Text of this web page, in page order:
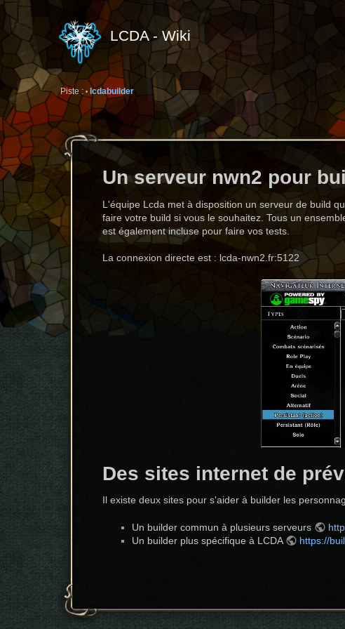
LCDA - Wiki
Piste : • lcdabuilder
Un serveur nwn2 pour
L'équipe Lcda met à disposition un serveur de build
faire votre build si vous le souhaitez. Tous un
est également incluse pour faire vos tests.
La connexion directe est : lcda-nwn2.fr:5122
Des sites internet de
Il existe deux sites pour s'aider à builder les
Un builder commun à plusieurs serveurs
Un builder plus spécifique à LCDA
https://